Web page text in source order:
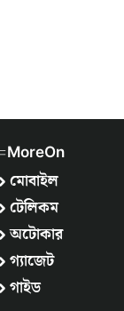
MoreOn
মোবাইল
টেলিকম
অটোকার
গ্যাজেট
গাইড